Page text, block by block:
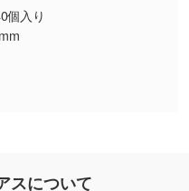
足りない／塗り足
よりも小さい場
であれば拡張が可
個入り
スについて